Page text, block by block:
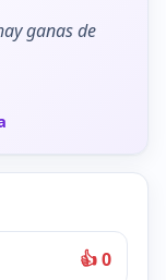
ganas de
👍 0